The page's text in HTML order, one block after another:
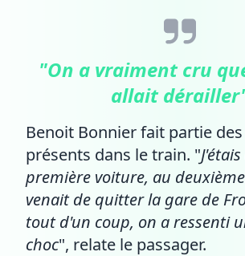
"On a vraiment cru
allait
Benoit Bonnier fait partie
présents dans le train. "
première voiture, au
venait de quitter la gare de
tout d'un coup, on a ressenti
choc", relate le passager.